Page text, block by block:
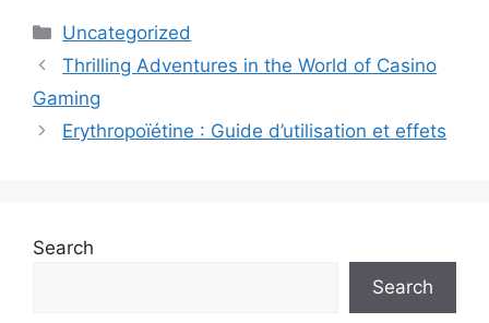
Uncategorized
Thrilling Adventures in the World of Casino
Gaming
Erythropoïétine : Guide d’utilisation et effets
Search
Search